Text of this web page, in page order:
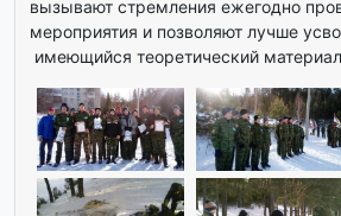
вызывают стремления ежегодно
мероприятия и позволяют лучше
имеющийся теоретический